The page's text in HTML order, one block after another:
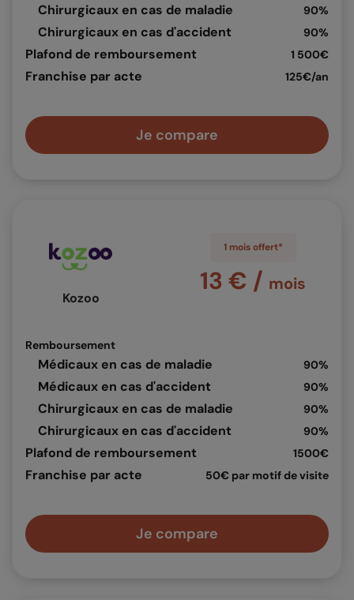
Chirurgicaux en cas de maladie 90%
Chirurgicaux en cas d'accident 90%
Plafond de remboursement 1 500€
Franchise par acte 125€/an
Je compare
Kozoo
Remboursement
Médicaux en cas de maladie 90%
Médicaux en cas d'accident 90%
Chirurgicaux en cas de maladie 90%
Chirurgicaux en cas d'accident 90%
Plafond de remboursement 1500€
Franchise par acte 50€ par motif de visite
1 mois offert*
13 € / mois
Je compare